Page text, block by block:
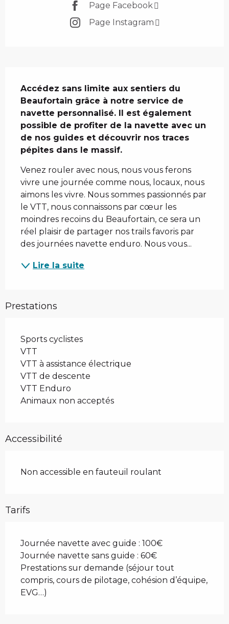
Page Facebook
Page Instagram
Accédez sans limite aux sentiers du
Beaufortain grâce à notre service de
navette personnalisé. Il est également
possible de profiter de la navette avec un
de nos guides et découvrir nos traces
pépites dans le massif.
Venez rouler avec nous, nous vous ferons
vivre une journée comme nous, locaux, nous
aimons les vivre. Nous sommes passionnés par
le VTT, nous connaissons par cœur les
moindres recoins du Beaufortain, ce sera un
réel plaisir de partager nos trails favoris par
des journées navette enduro. Nous vous...
Lire la suite
Prestations
Sports cyclistes
VTT
VTT à assistance électrique
VTT de descente
VTT Enduro
Animaux non acceptés
Accessibilité
Non accessible en fauteuil roulant
Tarifs
Journée navette avec guide : 100€
Journée navette sans guide : 60€
Prestations sur demande (séjour tout
compris, cours de pilotage, cohésion d’équipe,
EVG…)